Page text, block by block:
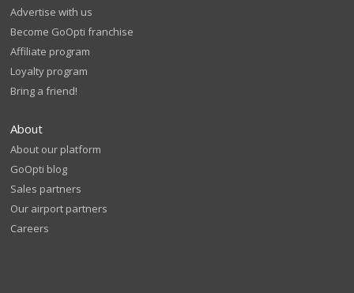
Advertise with us
Become GoOpti franchise
Affiliate program
Loyalty program
Bring a friend!
About
About our platform
GoOpti blog
Sales partners
Our airport partners
Careers